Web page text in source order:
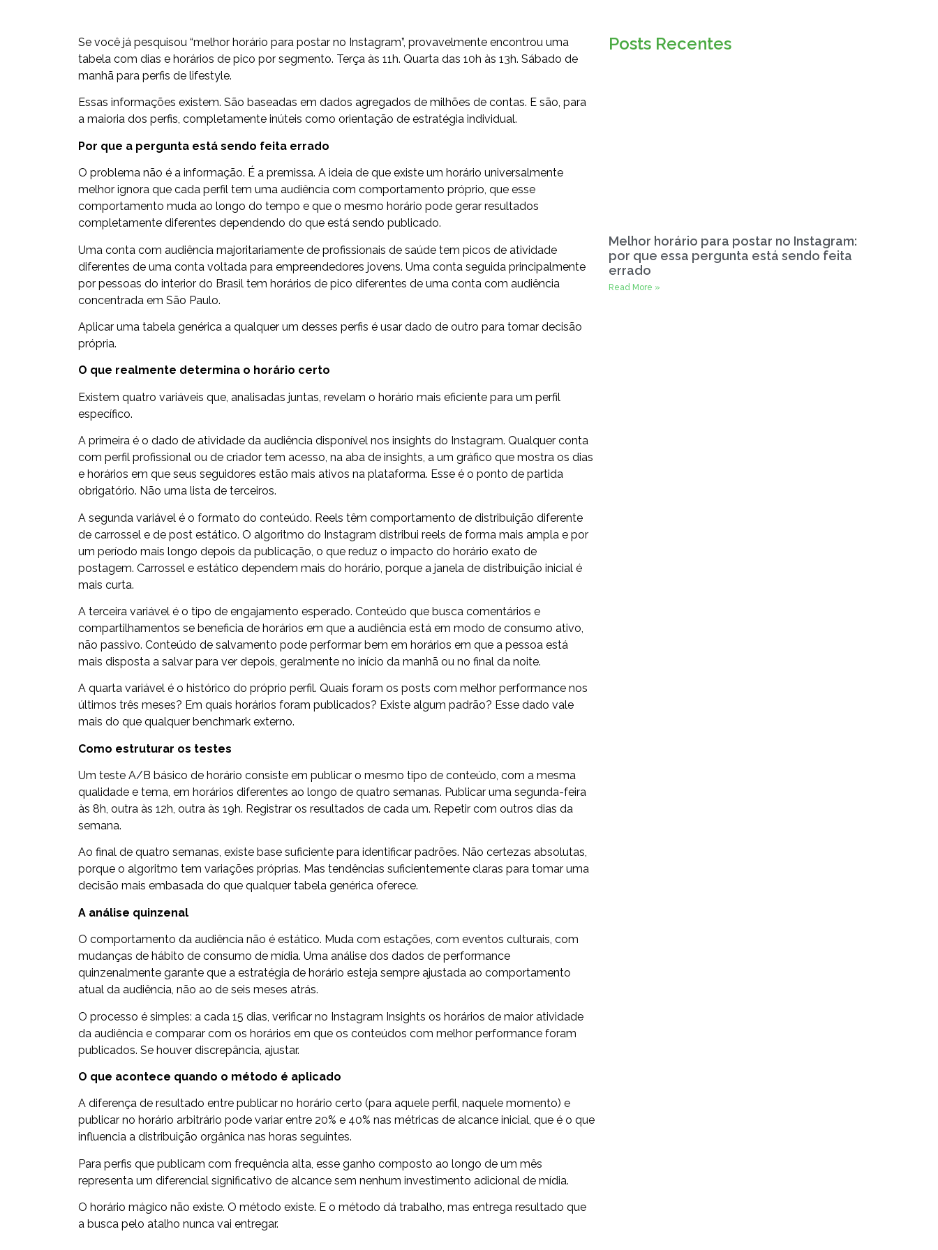
Posts Recentes
Melhor horário para postar no Instagram:
por que essa pergunta está sendo feita
errado
Read More »
Se você já pesquisou “melhor horário para postar no Instagram”, provavelmente encontrou uma
tabela com dias e horários de pico por segmento. Terça às 11h. Quarta das 10h às 13h. Sábado de
manhã para perfis de lifestyle.
Essas informações existem. São baseadas em dados agregados de milhões de contas. E são, para
a maioria dos perfis, completamente inúteis como orientação de estratégia individual.
Por que a pergunta está sendo feita errado
O problema não é a informação. É a premissa. A ideia de que existe um horário universalmente
melhor ignora que cada perfil tem uma audiência com comportamento próprio, que esse
comportamento muda ao longo do tempo e que o mesmo horário pode gerar resultados
completamente diferentes dependendo do que está sendo publicado.
Uma conta com audiência majoritariamente de profissionais de saúde tem picos de atividade
diferentes de uma conta voltada para empreendedores jovens. Uma conta seguida principalmente
por pessoas do interior do Brasil tem horários de pico diferentes de uma conta com audiência
concentrada em São Paulo.
Aplicar uma tabela genérica a qualquer um desses perfis é usar dado de outro para tomar decisão
própria.
O que realmente determina o horário certo
Existem quatro variáveis que, analisadas juntas, revelam o horário mais eficiente para um perfil
específico.
A primeira é o dado de atividade da audiência disponível nos insights do Instagram. Qualquer conta
com perfil profissional ou de criador tem acesso, na aba de insights, a um gráfico que mostra os dias
e horários em que seus seguidores estão mais ativos na plataforma. Esse é o ponto de partida
obrigatório. Não uma lista de terceiros.
A segunda variável é o formato do conteúdo. Reels têm comportamento de distribuição diferente
de carrossel e de post estático. O algoritmo do Instagram distribui reels de forma mais ampla e por
um período mais longo depois da publicação, o que reduz o impacto do horário exato de
postagem. Carrossel e estático dependem mais do horário, porque a janela de distribuição inicial é
mais curta.
A terceira variável é o tipo de engajamento esperado. Conteúdo que busca comentários e
compartilhamentos se beneficia de horários em que a audiência está em modo de consumo ativo,
não passivo. Conteúdo de salvamento pode performar bem em horários em que a pessoa está
mais disposta a salvar para ver depois, geralmente no início da manhã ou no final da noite.
A quarta variável é o histórico do próprio perfil. Quais foram os posts com melhor performance nos
últimos três meses? Em quais horários foram publicados? Existe algum padrão? Esse dado vale
mais do que qualquer benchmark externo.
Como estruturar os testes
Um teste A/B básico de horário consiste em publicar o mesmo tipo de conteúdo, com a mesma
qualidade e tema, em horários diferentes ao longo de quatro semanas. Publicar uma segunda-feira
às 8h, outra às 12h, outra às 19h. Registrar os resultados de cada um. Repetir com outros dias da
semana.
Ao final de quatro semanas, existe base suficiente para identificar padrões. Não certezas absolutas,
porque o algoritmo tem variações próprias. Mas tendências suficientemente claras para tomar uma
decisão mais embasada do que qualquer tabela genérica oferece.
A análise quinzenal
O comportamento da audiência não é estático. Muda com estações, com eventos culturais, com
mudanças de hábito de consumo de mídia. Uma análise dos dados de performance
quinzenalmente garante que a estratégia de horário esteja sempre ajustada ao comportamento
atual da audiência, não ao de seis meses atrás.
O processo é simples: a cada 15 dias, verificar no Instagram Insights os horários de maior atividade
da audiência e comparar com os horários em que os conteúdos com melhor performance foram
publicados. Se houver discrepância, ajustar.
O que acontece quando o método é aplicado
A diferença de resultado entre publicar no horário certo (para aquele perfil, naquele momento) e
publicar no horário arbitrário pode variar entre 20% e 40% nas métricas de alcance inicial, que é o que
influencia a distribuição orgânica nas horas seguintes.
Para perfis que publicam com frequência alta, esse ganho composto ao longo de um mês
representa um diferencial significativo de alcance sem nenhum investimento adicional de mídia.
O horário mágico não existe. O método existe. E o método dá trabalho, mas entrega resultado que
a busca pelo atalho nunca vai entregar.